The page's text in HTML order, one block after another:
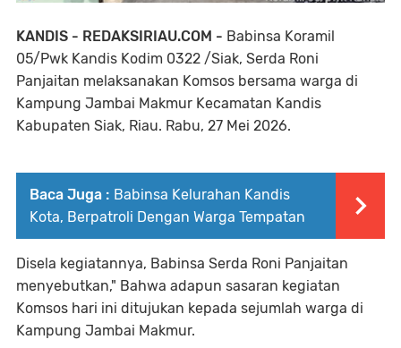
KANDIS - REDAKSIRIAU.COM - Babinsa Koramil
05/Pwk Kandis Kodim 0322 /Siak, Serda Roni
Panjaitan melaksanakan Komsos bersama warga di
Kampung Jambai Makmur Kecamatan Kandis
Kabupaten Siak, Riau. Rabu, 27 Mei 2026.
Baca Juga : Babinsa Kelurahan Kandis
Kota, Berpatroli Dengan Warga Tempatan
Disela kegiatannya, Babinsa Serda Roni Panjaitan
menyebutkan," Bahwa adapun sasaran kegiatan
Komsos hari ini ditujukan kepada sejumlah warga di
Kampung Jambai Makmur.